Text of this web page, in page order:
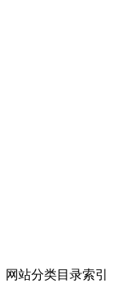
站分类目录索引